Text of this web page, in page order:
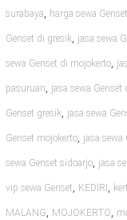
surabaya, harga sewa
Genset di gresik, jasa sewa
sewa Genset di mojokerto,
pasuruan, jasa sewa Genset
Genset gresik, jasa sewa
Genset mojokerto, jasa sewa
sewa Genset sidoarjo, jasa
vip sewa Genset, KEDIRI ,
MALANG, MOJOKERTO,